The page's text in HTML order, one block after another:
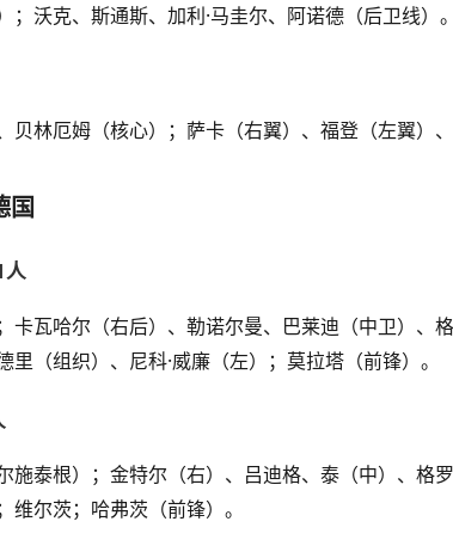
；沃克、斯通斯、加利·马圭尔、阿诺德（后卫线）。
贝林厄姆（核心）；萨卡（右翼）、福登（左翼）、
国
人
卡瓦哈尔（右后）、勒诺尔曼、巴莱迪（中卫）、
里（组织）、尼科·威廉（左）；莫拉塔（前锋）。
施泰根）；金特尔（右）、吕迪格、泰（中）、格
维尔茨；哈弗茨（前锋）。